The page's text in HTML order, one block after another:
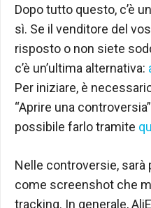
Dopo tutto questo, c’è
sì. Se il venditore del
risposto o non siete
c’è un’ultima alternativa:
Per iniziare, è
“Aprire una
possibile farlo tramite
Nelle controversie,
come screenshot che
tracking. In generale,